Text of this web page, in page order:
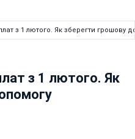
з 1 лютого. Як зберегти грошову
з 1 лютого. Як